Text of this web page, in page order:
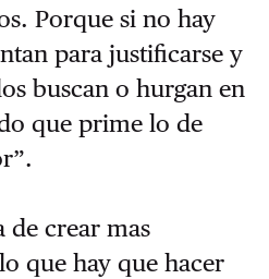
Porque si no hay
para justificarse y
buscan o hurgan en
que prime lo de
de crear mas
que hay que hacer